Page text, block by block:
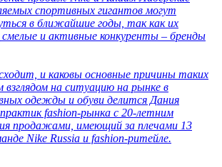
спортивных гигантов могут
в ближайшие годы, так как их
и активные конкуренты – бренды
и каковы основные причины таких
взглядом на ситуацию на рынке в
одежды и обуви делится Дания
практик fashion-рынка с 20-летним
продажами, имеющий за плечами 13
Nike Russia и fashion-ритейле.